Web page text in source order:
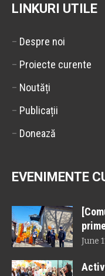
LINKURI UTILE
– Despre noi
– Proiecte curente
– Noutăți
– Publicații
– Donează
EVENIMENTE
June